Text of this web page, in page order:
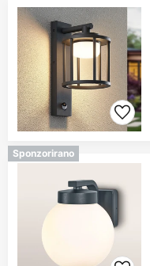
Sponzorirano